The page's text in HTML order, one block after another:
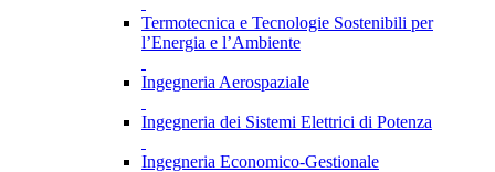
Termotecnica e Tecnologie Sostenibili per
l’Energia e l’Ambiente
Ingegneria Aerospaziale
Ingegneria dei Sistemi Elettrici di Potenza
Ingegneria Economico-Gestionale